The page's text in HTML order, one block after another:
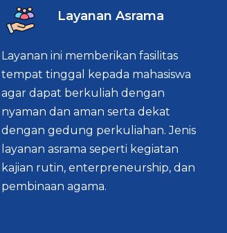
Layanan Asrama
Layanan ini memberikan fasilitas
tempat tinggal kepada mahasiswa
agar dapat berkuliah dengan
nyaman dan aman serta dekat
dengan gedung perkuliahan. Jenis
layanan asrama seperti kegiatan
kajian rutin, enterpreneurship, dan
pembinaan agama.